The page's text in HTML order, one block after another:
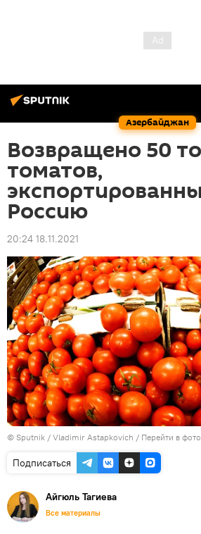
Азербайджан
Возвращено 50
томатов,
Россию
20:24 18.11.2021
© Sputnik / Vladimir Astapkovich / Перейти в
Подписаться
Айгюль Тагиева
Все материалы